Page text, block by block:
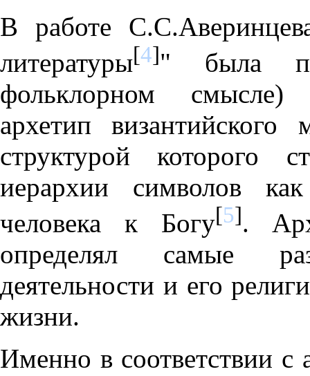
В работе
литературы[4]" была
фольклорном смысле)
архетип
структурой которого
иерархии символов
человека к Богу[5].
определял самые
деятельности и его
жизни.
Именно в соответствии с